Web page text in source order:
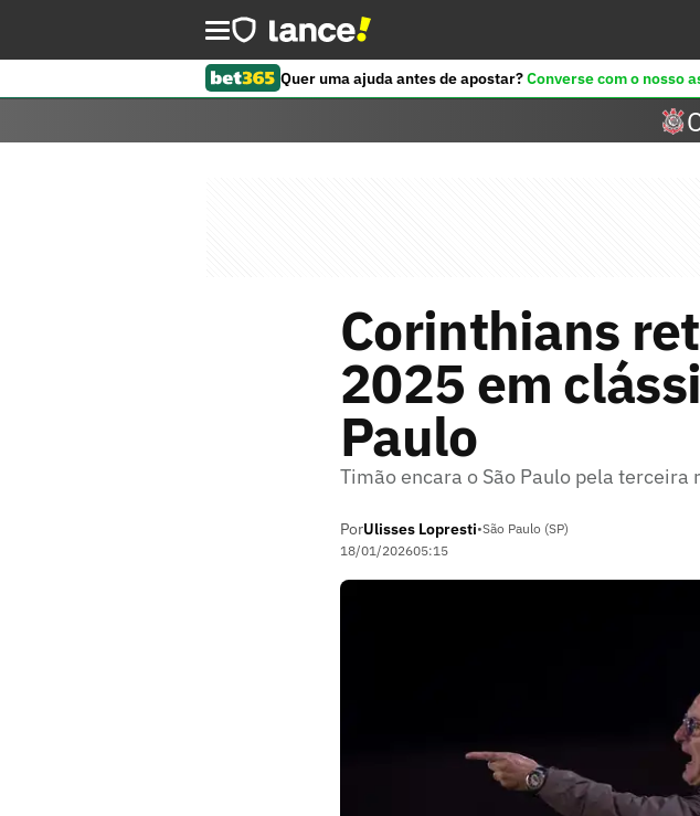
Quer uma ajuda antes de apostar?Converse com o nosso
Corinthians
2025 em
Paulo
Timão encara o São Paulo pela terceira
PorUlisses Lopresti•São Paulo (SP)
18/01/202605:15